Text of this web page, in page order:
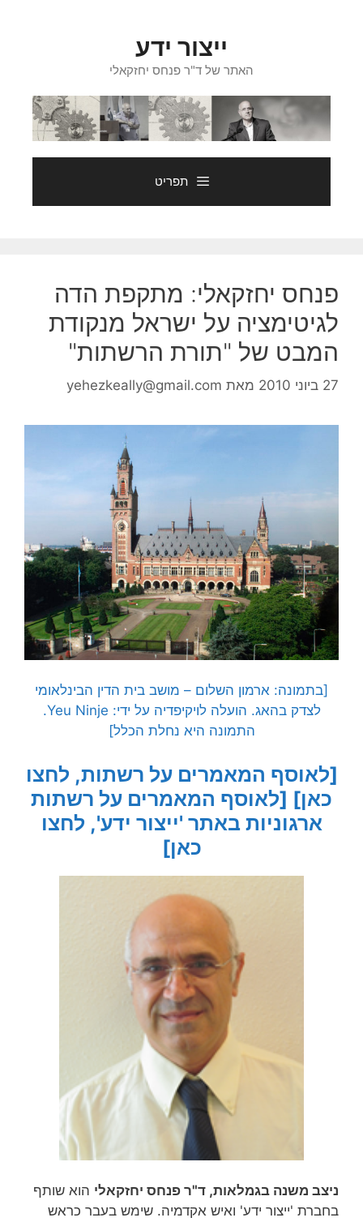
ייצור ידע
האתר של ד"ר פנחס יחזקאלי
תפריט
פנחס יחזקאלי: מתקפת הדה
לגיטימציה על ישראל מנקודת
המבט של "תורת הרשתות"
27 ביוני 2010 מאת yehezkeally@gmail.com
[בתמונה: ארמון השלום – מושב בית הדין הבינלאומי
לצדק בהאג. הועלה לויקיפדיה על ידי: Yeu Ninje.
התמונה היא נחלת הכלל]
[לאוסף המאמרים על רשתות, לחצו
כאן] [לאוסף המאמרים על רשתות
ארגוניות באתר 'ייצור ידע', לחצו
כאן]
ניצב משנה בגמלאות, ד"ר פנחס יחזקאלי הוא שותף
בחברת 'ייצור ידע' ואיש אקדמיה. שימש בעבר כראש